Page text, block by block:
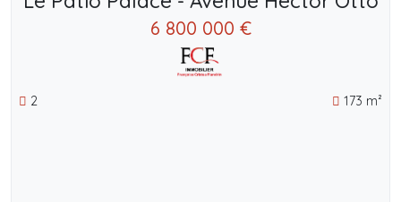
6 800 000 €
2 173 m²